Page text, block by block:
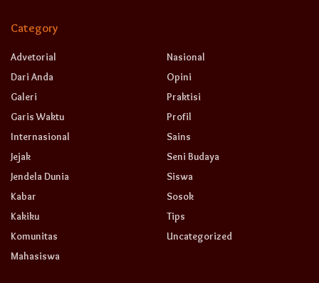
Category
Advetorial
Dari Anda
Galeri
Garis Waktu
Internasional
Jejak
Jendela Dunia
Kabar
Kakiku
Komunitas
Mahasiswa
Nasional
Opini
Praktisi
Profil
Sains
Seni Budaya
Siswa
Sosok
Tips
Uncategorized